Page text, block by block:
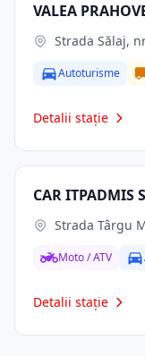
VALEA
Strada Sălaj,
Autoturisme
Detalii stație
CAR ITPADMIS
Strada Târgu
Moto / ATV
Detalii stație